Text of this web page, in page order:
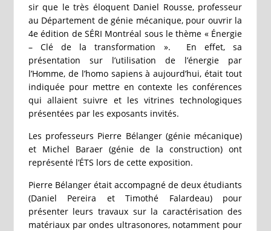
sir que le très éloquent Daniel Rousse, professeur
au Département de génie mécanique, pour ouvrir la
4e édition de SÉRI Montréal sous le thème « Énergie
– Clé de la transformation ». En effet, sa
présentation sur l’utilisation de l’énergie par
l’Homme, de l’homo sapiens à aujourd’hui, était tout
indiquée pour mettre en contexte les conférences
qui allaient suivre et les vitrines technologiques
présentées par les exposants invités.
Les professeurs Pierre Bélanger (génie mécanique)
et Michel Baraer (génie de la construction) ont
représenté l’ÉTS lors de cette exposition.
Pierre Bélanger était accompagné de deux étudiants
(Daniel Pereira et Timothé Falardeau) pour
présenter leurs travaux sur la caractérisation des
matériaux par ondes ultrasonores, notamment pour